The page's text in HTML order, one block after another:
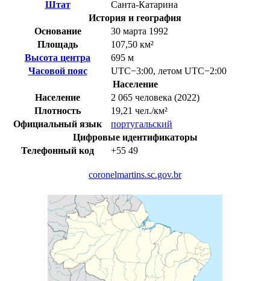
Штат
Санта-Катарина
История и география
Основание
30 марта 1992
Площадь
107,50 км²
Высота центра
695 м
Часовой пояс
UTC−3:00, летом UTC−2:00
Население
Население
2 065 человека (2022)
Плотность
19,21 чел./км²
Официальный язык
португальский
Цифровые идентификаторы
Телефонный код
+55 49
coronelmartins.sc.gov.br